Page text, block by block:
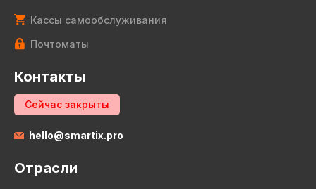
Кассы самообслуживания
Почтоматы
Контакты
Сейчас закрыты
hello@smartix.pro
Отрасли